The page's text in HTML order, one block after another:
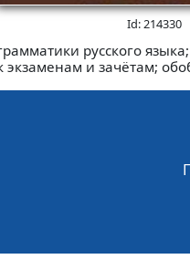
Id: 214330
русского
экзаменам и зачётам;